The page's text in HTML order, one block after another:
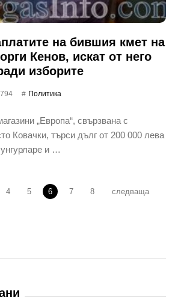
на бившия кмет на
Кенов, искат от него
изборите
Политика
„Европа“, свързвана с
Ковачки, търси дълг от 200 000 лева
и …
4 5 6 7 8 следваща